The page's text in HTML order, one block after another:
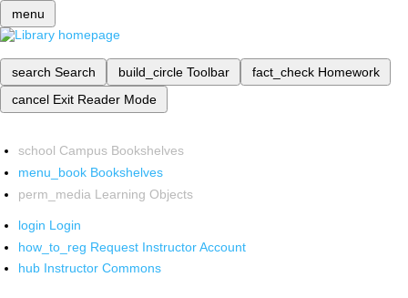
menu
search Search build_circle Toolbar fact_check Homework
cancel Exit Reader Mode
school Campus Bookshelves
menu_book Bookshelves
perm_media Learning Objects
login Login
how_to_reg Request Instructor Account
hub Instructor Commons